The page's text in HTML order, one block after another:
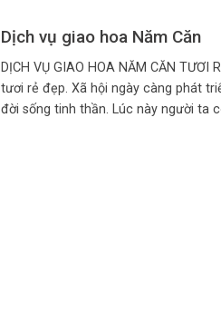
Dịch vụ giao hoa Năm Căn
DỊCH VỤ GIAO HOA NĂM CĂN
tươi rẻ đẹp. Xã hội ngày càng phát
đời sống tinh thần. Lúc này người ta